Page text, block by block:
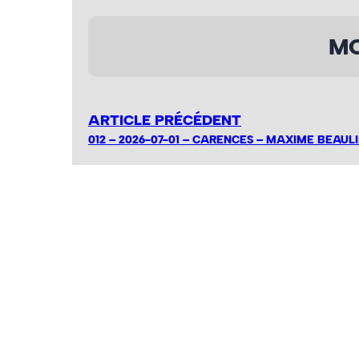
ARTICLE PRÉCÉDENT
012 – 2026-07-01 – CARENCES – MAXIME